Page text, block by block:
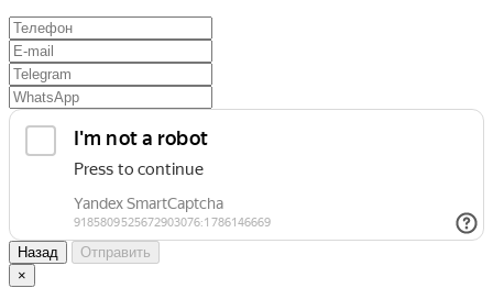
Назад
Отправить
×